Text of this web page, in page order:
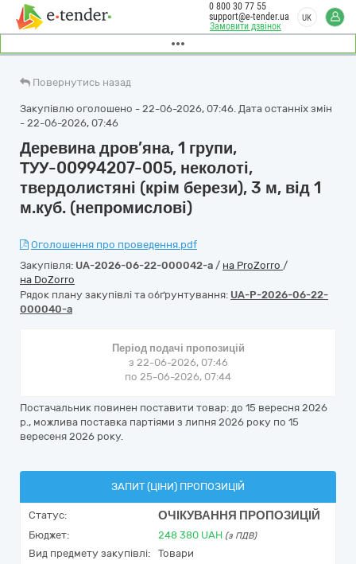
Замовити дзвінок
0 800 30 77 55
support@e-tender.ua
UK
Повернутись назад
Закупівлю оголошено - 22-06-2026, 07:46. Дата останніх змін
- 22-06-2026, 07:46
Деревина дров’яна, 1 групи,
ТУУ-00994207-005, неколоті,
твердолистяні (крім берези), 3 м, від 1
м.куб. (непромислові)
Оголошення про проведення.pdf
Закупівля: UA-2026-06-22-000042-a / на ProZorro /
на DoZorro
Рядок плану закупівлі та обґрунтування: UA-P-2026-06-22-
000040-a
Період подачі пропозицій
з 22-06-2026, 07:46
по 25-06-2026, 07:44
Постачальник повинен поставити товар: до 15 вересня 2026
р., можлива поставка партіями з липня 2026 року по 15
вересеня 2026 року.
ЗАПИТ (ЦІНИ) ПРОПОЗИЦІЙ
Статус: ОЧІКУВАННЯ ПРОПОЗИЦІЙ
Бюджет: 248 380 UAH (з ПДВ)
Вид предмету закупівлі:
Товари